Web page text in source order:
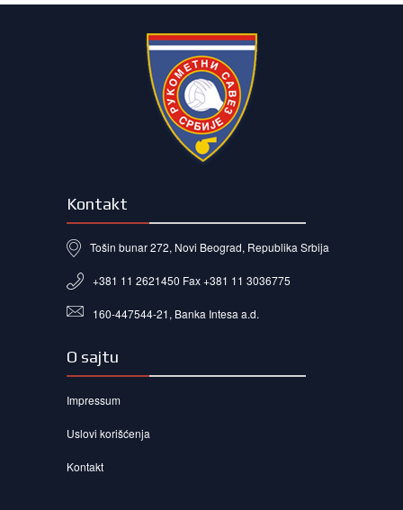
Kontakt
Tošin bunar 272, Novi Beograd, Republika Srbija
+381 11 2621450 Fax +381 11 3036775
160-447544-21, Banka Intesa a.d.
O sajtu
Impressum
Uslovi korišćenja
Kontakt